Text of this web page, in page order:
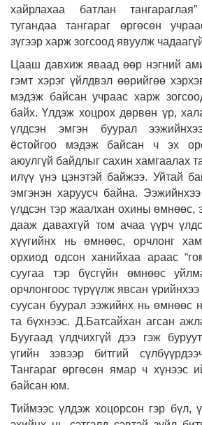
хайрлахаа батлан
тугандаа тангараг өргөсөн
зүгээр харж зогсоод явуулж
Цааш давхиж яваад өөр нэгний
гэмт хэрэг үйлдвэл өөрийгөө
мэдэж байсан учраас харж
байх. Үлдэж хоцрох дөрвөн үр,
үлдсэн эмгэн буурал
ёстойгоо мэдэж байсан ч эх
аюулгүй байдлыг сахин хамгаалах
илүү үнэ цэнэтэй байжээ. Уйтай
эмгэнэн харуусч байна. Ээжийнхээ
үлдсэн тэр жаалхан охины өмнөөс,
дааж давахгүй том ачаа үүрч
хүүгийнх нь өмнөөс, орчлонг
орхиод одсон ханийхаа араас
суугаа тэр бүсгүйн өмнөөс
орчлонгоос түрүүлж явсан
суусан буурал ээжийнх нь өмнөөс
та бүхнээс. Д.Батсайхан агсан
Буугаад үлдчихгүй дээ гэж
үгийн зэвээр битгий
Тангараг өргөсөн ямар ч хүнээс
байсан юм.
Тиймээс үлдэж хоцорсон гэр бүл,